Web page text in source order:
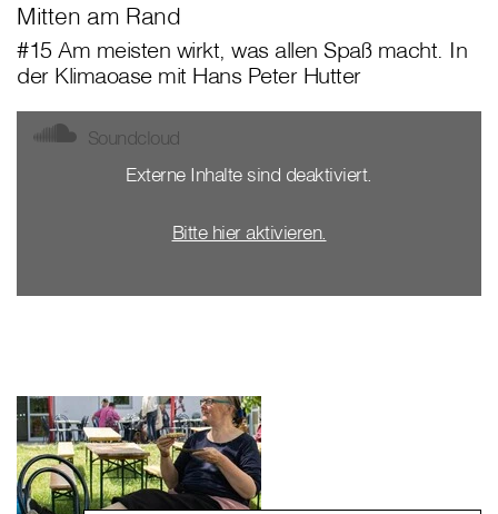
Mitten am Rand
#15 Am meisten wirkt, was allen Spaß macht. In
der Klimaoase mit Hans Peter Hutter
Soundcloud
Externe Inhalte sind deaktiviert.
Bitte hier aktivieren.